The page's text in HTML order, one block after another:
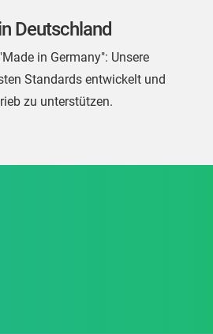
Deutschland
in Germany": Unsere
Standards entwickelt und
zu unterstützen.